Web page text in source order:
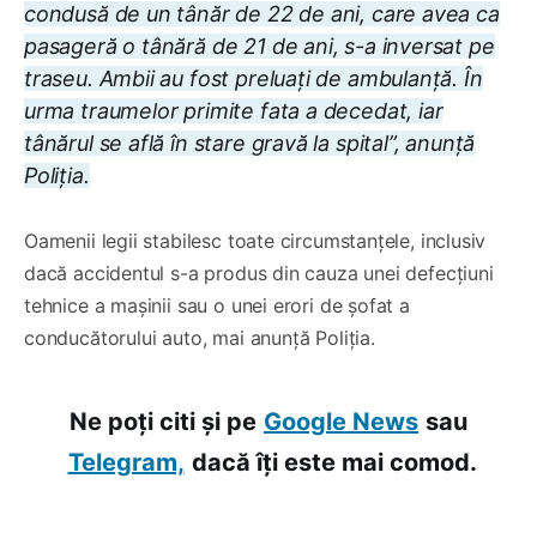
condusă de un tânăr de 22 de ani, care avea ca
pasageră o tânără de 21 de ani, s-a inversat pe
traseu. Ambii au fost preluați de ambulanță. În
urma traumelor primite fata a decedat, iar
tânărul se află în stare gravă la spital”, anunță
Poliția.
Oamenii legii stabilesc toate circumstanțele, inclusiv
dacă accidentul s-a produs din cauza unei defecțiuni
tehnice a mașinii sau o unei erori de șofat a
conducătorului auto, mai anunță Poliția.
Ne poți citi și pe Google News sau
Telegram, dacă îți este mai comod.